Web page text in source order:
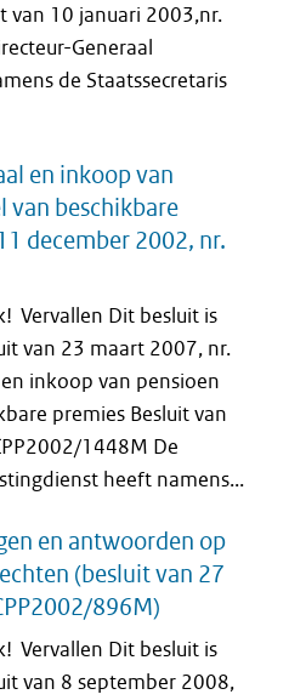
van 10 januari 2003,nr.
Generaal
de Staatssecretaris
en inkoop van
van beschikbare
december 2002, nr.
Vervallen Dit besluit is
van 23 maart 2007, nr.
inkoop van pensioen
premies Besluit van
1448M De
heeft namens...
en antwoorden op
(besluit van 27
896M)
Vervallen Dit besluit is
van 8 september 2008,